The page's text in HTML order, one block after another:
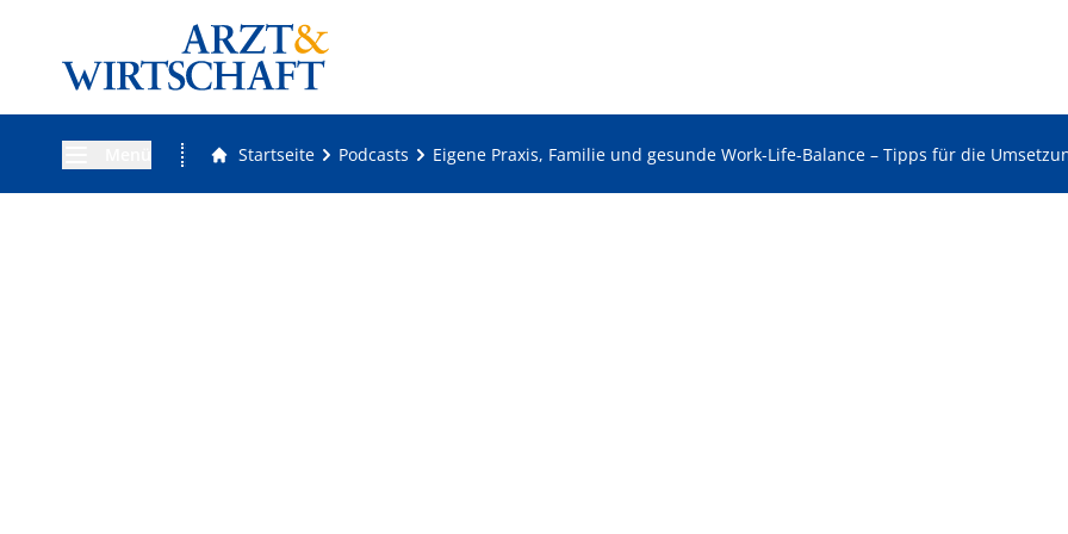
Startseite Podcasts Eigene Praxis, Familie und gesunde Work-Life-Balance – Tipps für die